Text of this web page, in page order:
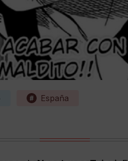
España